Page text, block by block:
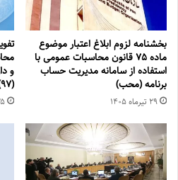
بخشنامه لزوم ابلاغ اعتبار موضوع
ماده ۷۵ قانون محاسبات عمومی با
استفاده از سامانه مدیریت حساب
برنامه (محب)
۲۹ تیر‌ماه ۱۴۰۵
و
(۹۷) قانون محاسبات عمومی کشور
۲۵